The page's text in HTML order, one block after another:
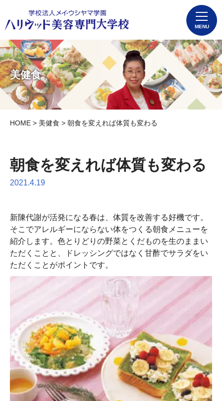
MENU
美健食
HOME > 美健食 > 朝食を変えれば体質も変わる
朝食を変えれば体質も変わる
2021.4.19
新陳代謝が活発になる春は、体質を改善する好機です。
そこでアレルギーにならない体をつくる朝食メニューを
紹介します。色とりどりの野菜とくだものを生のままい
ただくことと、ドレッシングではなく甘酢でサラダをい
ただくことがポイントです。